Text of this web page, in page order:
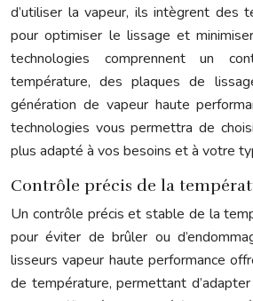
d’utiliser la vapeur, ils intègrent des
pour optimiser le lissage et
technologies comprennent un
température, des plaques de
génération de vapeur haute
technologies vous permettra de
plus adapté à vos besoins et à votre
Contrôle précis de la
Un contrôle précis et stable de la
pour éviter de brûler ou
lisseurs vapeur haute performance
de température, permettant